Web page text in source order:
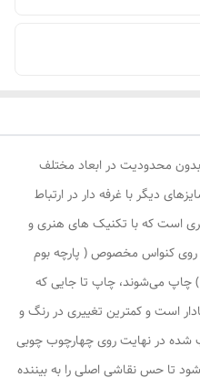
محدودیت در ابعاد مختلف
دیگر با غرفه دار در ارتباط
است که با تکنیک های هنری و
روی کنواس مخصوص ( پارچه بوم
) چاپ می‌شوند، چاپ تا جایی که
است و کمترین تغییری در رنگ و
شده در نهایت روی چهارچوب چوبی
تا حس نقاشی اصلی را به بیننده